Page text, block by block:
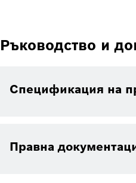
Ръководство и
Спецификация на
Правна